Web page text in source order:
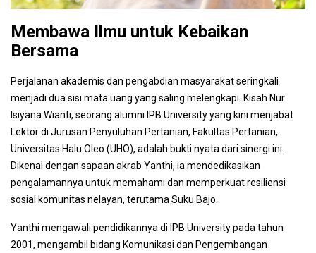
Membawa Ilmu untuk Kebaikan
Bersama
Perjalanan akademis dan pengabdian masyarakat seringkali
menjadi dua sisi mata uang yang saling melengkapi. Kisah Nur
Isiyana Wianti, seorang alumni IPB University yang kini menjabat
Lektor di Jurusan Penyuluhan Pertanian, Fakultas Pertanian,
Universitas Halu Oleo (UHO), adalah bukti nyata dari sinergi ini.
Dikenal dengan sapaan akrab Yanthi, ia mendedikasikan
pengalamannya untuk memahami dan memperkuat resiliensi
sosial komunitas nelayan, terutama Suku Bajo.
Yanthi mengawali pendidikannya di IPB University pada tahun
2001, mengambil bidang Komunikasi dan Pengembangan